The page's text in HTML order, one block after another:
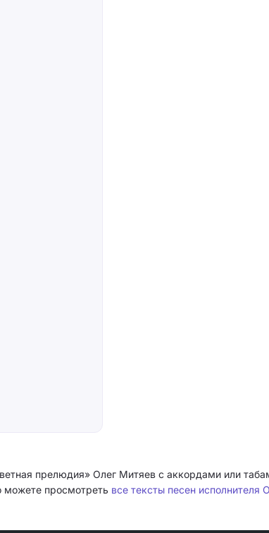
прелюдия» Олег Митяев с аккордами или
можете просмотреть все тексты песен исполнителя